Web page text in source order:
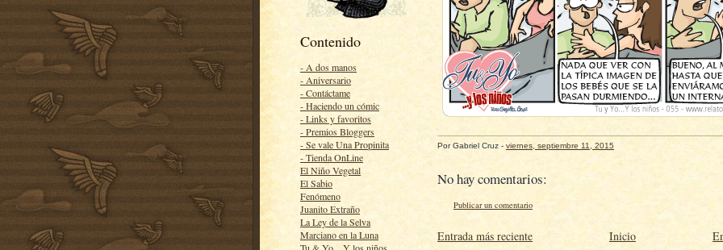
Contenido
- A dos manos
- Aniversario
- Contáctame
- Haciendo un cómic
- Links y favoritos
- Premios Bloggers
- Se vale Una Propinita
- Tienda OnLine
El Niño Vegetal
El Sabio
Fenómeno
Juanito Extraño
La Ley de la Selva
Marciano en la Luna
PorGabriel Cruz - viernes, septiembre 11, 2015
No hay comentarios:
Publicar un comentario
Entrada más reciente Inicio